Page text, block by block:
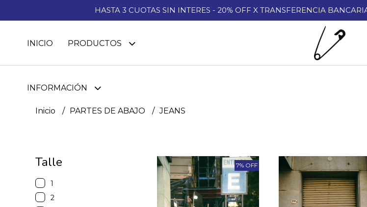
HASTA 3 CUOTAS SIN INTERES - 20% OFF X TRANSFERENCIA
INICIO PRODUCTOS
INFORMACIÓN
Inicio PARTES DE ABAJO JEANS
Talle
1
2
7% OFF